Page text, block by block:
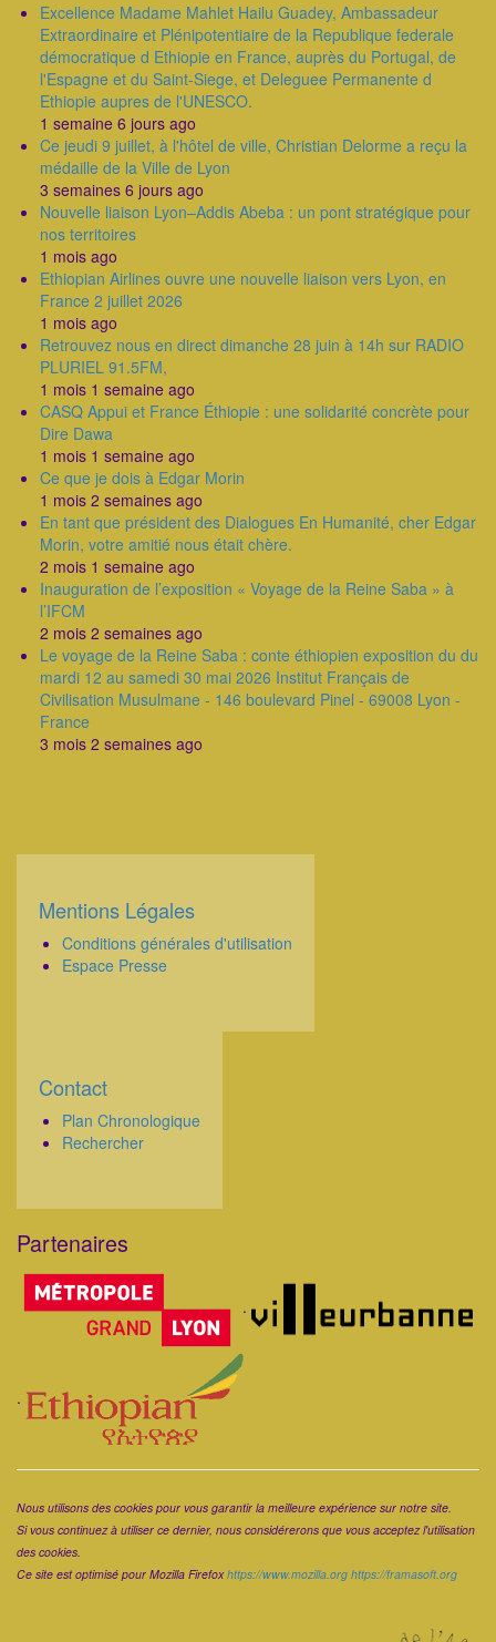
Excellence Madame Mahlet Hailu Guadey, Ambassadeur
Extraordinaire et Plénipotentiaire de la Republique federale
démocratique d Ethiopie en France, auprès du Portugal, de
l'Espagne et du Saint-Siege, et Deleguee Permanente d
Ethiopie aupres de l'UNESCO.
1 semaine 6 jours ago
Ce jeudi 9 juillet, à l'hôtel de ville, Christian Delorme a reçu la
médaille de la Ville de Lyon
3 semaines 6 jours ago
Nouvelle liaison Lyon–Addis Abeba : un pont stratégique pour
nos territoires
1 mois ago
Ethiopian Airlines ouvre une nouvelle liaison vers Lyon, en
France 2 juillet 2026
1 mois ago
Retrouvez nous en direct dimanche 28 juin à 14h sur RADIO
PLURIEL 91.5FM,
1 mois 1 semaine ago
CASQ Appui et France Éthiopie : une solidarité concrète pour
Dire Dawa
1 mois 1 semaine ago
Ce que je dois à Edgar Morin
1 mois 2 semaines ago
En tant que président des Dialogues En Humanité, cher Edgar
Morin, votre amitié nous était chère.
2 mois 1 semaine ago
Inauguration de l’exposition « Voyage de la Reine Saba » à
l’IFCM
2 mois 2 semaines ago
Le voyage de la Reine Saba : conte éthiopien exposition du du
mardi 12 au samedi 30 mai 2026 Institut Français de
Civilisation Musulmane - 146 boulevard Pinel - 69008 Lyon -
France
3 mois 2 semaines ago
Corps
Mentions Légales
Conditions générales d'utilisation
Espace Presse
Corps
Contact
Plan Chronologique
Rechercher
Partenaires
Corps
.
.
Nous utilisons des cookies pour vous garantir la meilleure expérience sur notre site.
Si vous continuez à utiliser ce dernier, nous considérerons que vous acceptez l'utilisation
des cookies.
Ce site est optimisé pour Mozilla Firefoxhttps://www.mozilla.org https://framasoft.org